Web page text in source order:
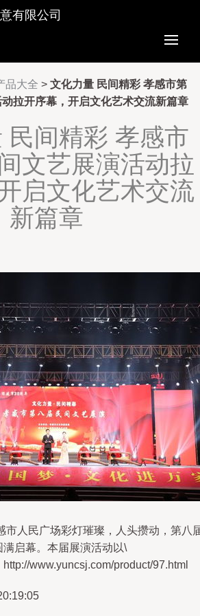
有限公司
品大全 > 文化力量 民间精彩 孝感市第
拉开序幕，开启文化艺术交流新篇章
民间精彩 孝感市
文艺展演活动拉
启文化艺术交流
新篇章
市人民广场彩灯璀璨，人头攒动，第八
启幕。本届展演活动以\
www.yuncsj.com/product/97.html